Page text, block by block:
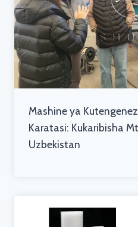
Mashine ya
Karatasi: Kukaribisha
Uzbekistan